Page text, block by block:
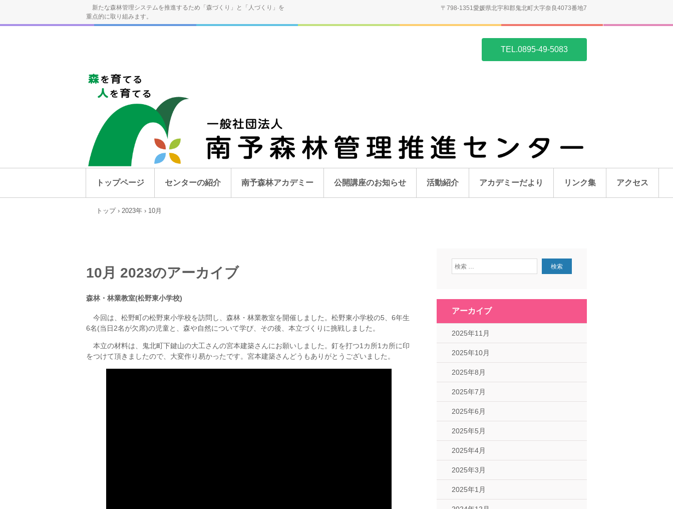
新たな森林管理システムを推進するため「森づくり」と「人づくり」を
重点的に取り組みます。
TEL.0895-49-5083
〒798-1351愛媛県北宇和郡鬼北町大字奈良4073番地7
トップページ センターの紹介 南予森林アカデミー 公開講座のお知らせ 活動紹介 アカデミーだより リンク集 アクセス
トップ › 2023年 › 10月
10月 2023のアーカイブ
森林・林業教室(松野東小学校)
今回は、松野町の松野東小学校を訪問し、森林・林業教室を開催しました。松野東小学校の5、6年生
6名(当日2名が欠席)の児童と、森や自然について学び、その後、本立づくりに挑戦しました。
本立の材料は、鬼北町下鍵山の大工さんの宮本建築さんにお願いしました。釘を打つ1カ所1カ所に印
をつけて頂きましたので、大変作り易かったです。宮本建築さんどうもありがとうございました。
アーカイブ
2025年11月
2025年10月
2025年8月
2025年7月
2025年6月
2025年5月
2025年4月
2025年3月
2025年1月